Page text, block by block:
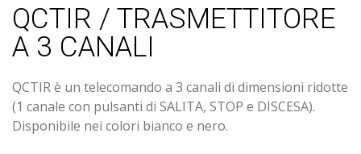
QCTIR / TRASMETTITORE
A 3 CANALI
QCTIR è un telecomando a 3 canali di dimensioni ridotte
(1 canale con pulsanti di SALITA, STOP e DISCESA).
Disponibile nei colori bianco e nero.